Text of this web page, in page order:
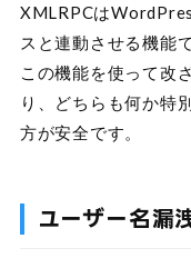
XMLRPCは
スと連動させる機能で
この機能を使って改
り、どちらも何か特
方が安全です。
ユーザー名漏